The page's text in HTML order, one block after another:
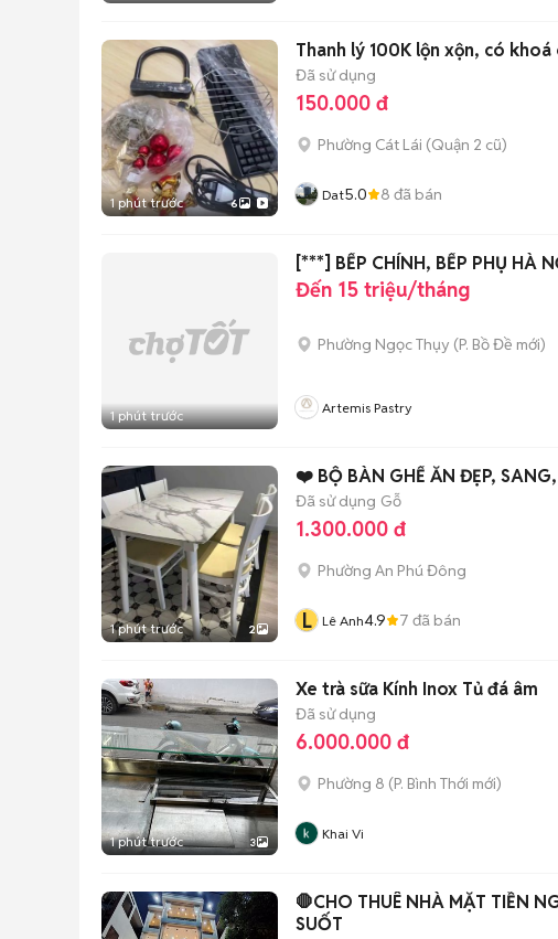
1 phút trước 6
Thanh lý 100K lộn xộn, có
Đã sử dụng
150.000 đ
Phường Cát Lái (Quận 2 cũ)
Dat5.0 8 đã bán
1 phút trước
[***] BẾP CHÍNH, BẾP PHỤ HÀ
Đến 15 triệu/tháng
Phường Ngọc Thụy (P. Bồ Đề mới)
Artemis Pastry
1 phút trước 2
❤️ BỘ BÀN GHẾ ĂN ĐẸP,
Đã sử dụng Gỗ
1.300.000 đ
Phường An Phú Đông
L Lê Anh4.9 7 đã bán
1 phút trước 3
Xe trà sữa Kính Inox Tủ đá âm
Đã sử dụng
6.000.000 đ
Phường 8 (P. Bình Thới mới)
Khai Vi
🛑CHO THUÊ NHÀ MẶT TIỀN
SUỐT